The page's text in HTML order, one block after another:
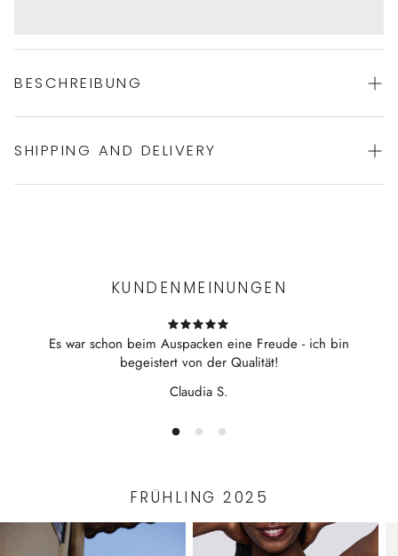
BESCHREIBUNG
klassisch eleganter Morgenmantel mit Schalkragen
hergestellt in Bulgarien
Bibi ist 167cm groß (90 - 65 - 95) und trägt Größe 38
SHIPPING AND DELIVERY
KUNDENMEINUNGEN
Es war schon beim Auspacken eine Freude - ich bin
begeistert von der Qualität!
Claudia S.
FRÜHLING 2025